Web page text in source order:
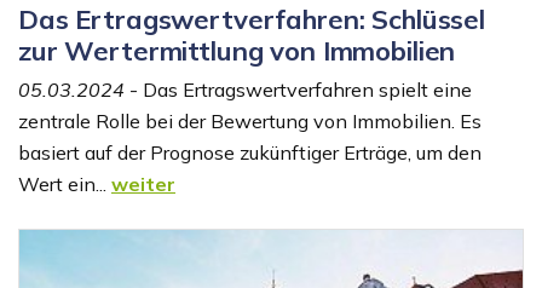
Das Ertragswertverfahren: Schlüssel
zur Wertermittlung von Immobilien
05.03.2024 - Das Ertragswertverfahren spielt eine
zentrale Rolle bei der Bewertung von Immobilien. Es
basiert auf der Prognose zukünftiger Erträge, um den
Wert ein... weiter